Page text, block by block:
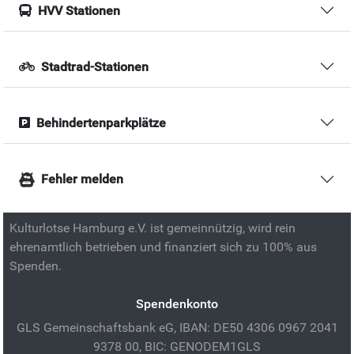
HVV Stationen
Stadtrad-Stationen
Behindertenparkplätze
Fehler melden
Kulturlotse Hamburg e.V. ist gemeinnützig, wird rein
ehrenamtlich betrieben und finanziert sich zu 100% aus
Spenden.
Spendenkonto
GLS Gemeinschaftsbank eG, IBAN: DE50 4306 0967 2041
9378 00, BIC: GENODEM1GLS